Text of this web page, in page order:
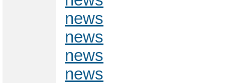
news
news
news
news